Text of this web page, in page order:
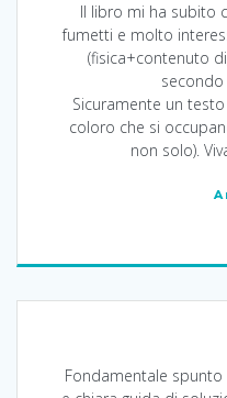
Il libro mi ha subito
fumetti e molto
(fisica+contenuto
secondo
Sicuramente un
coloro che si
non solo).
Fondamentale spunto